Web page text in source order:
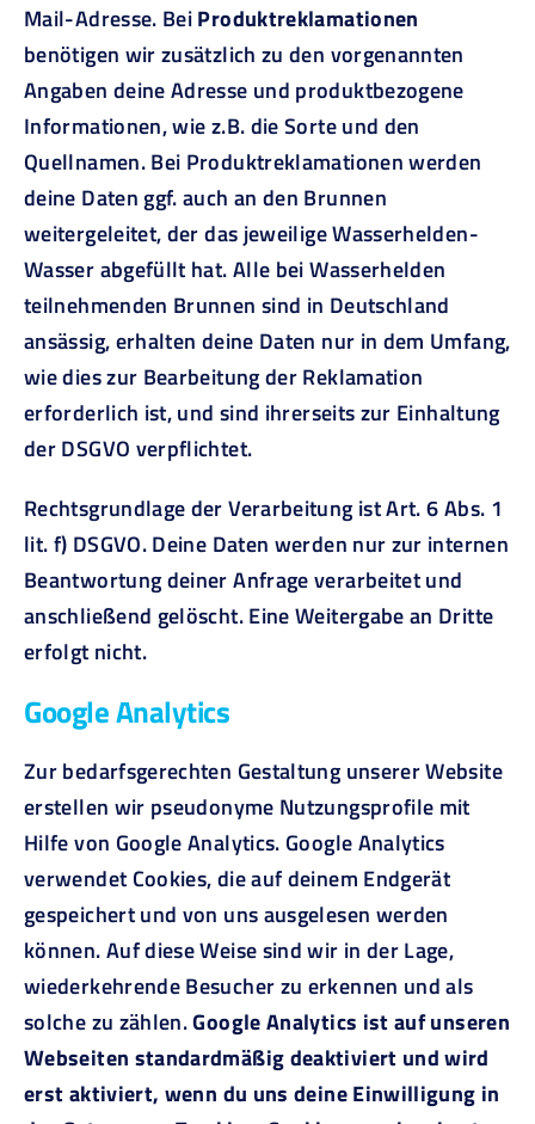
Mail-Adresse. BeiProduktreklamationen
benötigen wir zusätzlich zu den vorgenannten
Angaben deine Adresse und produktbezogene
Informationen, wie z.B. die Sorte und den
Quellnamen. Bei Produktreklamationen werden
deine Daten ggf. auch an den Brunnen
weitergeleitet, der das jeweilige Wasserhelden-
Wasser abgefüllt hat. Alle bei Wasserhelden
teilnehmenden Brunnen sind in Deutschland
ansässig, erhalten deine Daten nur in dem Umfang,
wie dies zur Bearbeitung der Reklamation
erforderlich ist, und sind ihrerseits zur Einhaltung
der DSGVO verpflichtet.
Rechtsgrundlage der Verarbeitung ist Art. 6 Abs. 1
lit. f) DSGVO. Deine Daten werden nur zur internen
Beantwortung deiner Anfrage verarbeitet und
anschließend gelöscht. Eine Weitergabe an Dritte
erfolgt nicht.
Google Analytics
Zur bedarfsgerechten Gestaltung unserer Website
erstellen wir pseudonyme Nutzungsprofile mit
Hilfe von Google Analytics. Google Analytics
verwendet Cookies, die auf deinem Endgerät
gespeichert und von uns ausgelesen werden
können. Auf diese Weise sind wir in der Lage,
wiederkehrende Besucher zu erkennen und als
solche zu zählen.Google Analytics ist auf unseren
Webseiten standardmäßig deaktiviert und wird
erst aktiviert, wenn du uns deine Einwilligung in